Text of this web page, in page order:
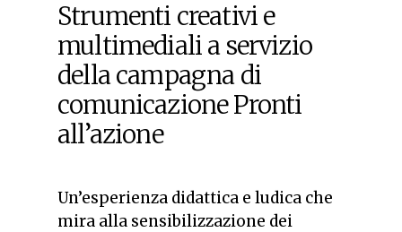
Strumenti creativi e
multimediali a servizio
della campagna di
comunicazione Pronti
all’azione
Un’esperienza didattica e ludica che
mira alla sensibilizzazione dei